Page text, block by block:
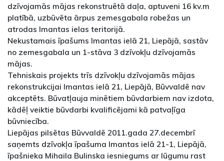
dzīvojamās mājas rekonstruētā daļa, aptuveni 16 kv.m
platībā, uzbūvēta ārpus zemesgabala robežas un
atrodas Imantas ielas teritorijā.
Nekustamais īpašums Imantas ielā 21, Liepājā, sastāv
no zemesgabala un 1-stāva 3 dzīvokļu dzīvojamās
mājas.
Tehniskais projekts trīs dzīvokļu dzīvojamās mājas
rekonstrukcijai Imantas ielā 21, Liepājā, Būvvaldē nav
akceptēts. Būvatļauja minētiem būvdarbiem nav izdota,
kādēļ veiktie būvdarbi kvalificējami kā patvaļīga
būvniecība.
Liepājas pilsētas Būvvaldē 2011.gada 27.decembrī
saņemts dzīvokļa īpašuma Imantas ielā 21-1, Liepājā,
īpašnieka Mihaila Bulinska iesniegums ar lūgumu rast